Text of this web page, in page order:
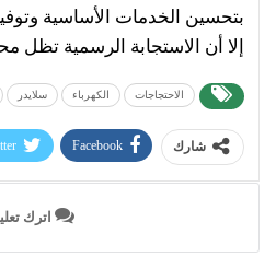
بتحسين الخدمات الأساسية
إلا أن الاستجابة الرسمية تظل
الاحتجاجات الكهرباء سلايدر
شارك Facebook
اترك